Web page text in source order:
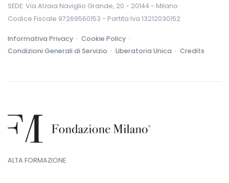
SEDE: Via Alzaia Naviglio Grande, 20 - 20144 - Milano
Codice Fiscale 97269560153 - Partita Iva 13212030152
Informativa Privacy · Cookie Policy ·
Condizioni Generali di Servizio · Liberatoria Unica · Credits
ALTA FORMAZIONE